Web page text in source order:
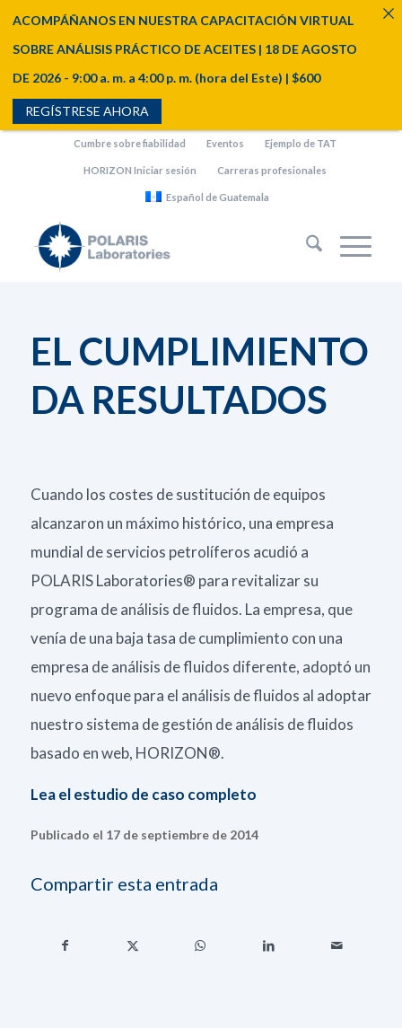
Cumbre sobre fiabilidad Eventos Ejemplo de TAT
HORIZON Iniciar sesión Carreras profesionales
Español de Guatemala
EL CUMPLIMIENTO
DA RESULTADOS
Cuando los costes de sustitución de equipos
alcanzaron un máximo histórico, una empresa
mundial de servicios petrolíferos acudió a
POLARIS Laboratories® para revitalizar su
programa de análisis de fluidos. La empresa, que
venía de una baja tasa de cumplimiento con una
empresa de análisis de fluidos diferente, adoptó un
nuevo enfoque para el análisis de fluidos al adoptar
nuestro sistema de gestión de análisis de fluidos
basado en web, HORIZON®.
Lea el estudio de caso completo
Publicado el 17 de septiembre de 2014
Compartir esta entrada
ACOMPÁÑANOS EN NUESTRA CAPACITACIÓN VIRTUAL
SOBRE ANÁLISIS PRÁCTICO DE ACEITES | 18 DE AGOSTO
DE 2026 - 9:00 a. m. a 4:00 p. m. (hora del Este) | $600
REGÍSTRESE AHORA